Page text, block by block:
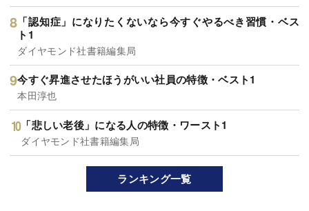
「認知症」になりたくないなら今すぐやるべき習慣・ベス
ト1
ダイヤモンド社書籍編集局
今すぐ昇進させたほうがいい社員の特徴・ベスト1
本田淳也
「悲しい老後」になる人の特徴・ワースト1
ダイヤモンド社書籍編集局
ランキング一覧